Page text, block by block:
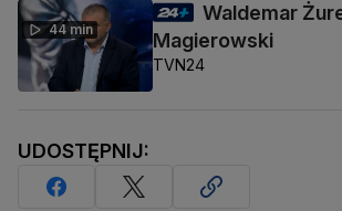
44 min
Waldemar
Magierowski
TVN24
UDOSTĘPNIJ: